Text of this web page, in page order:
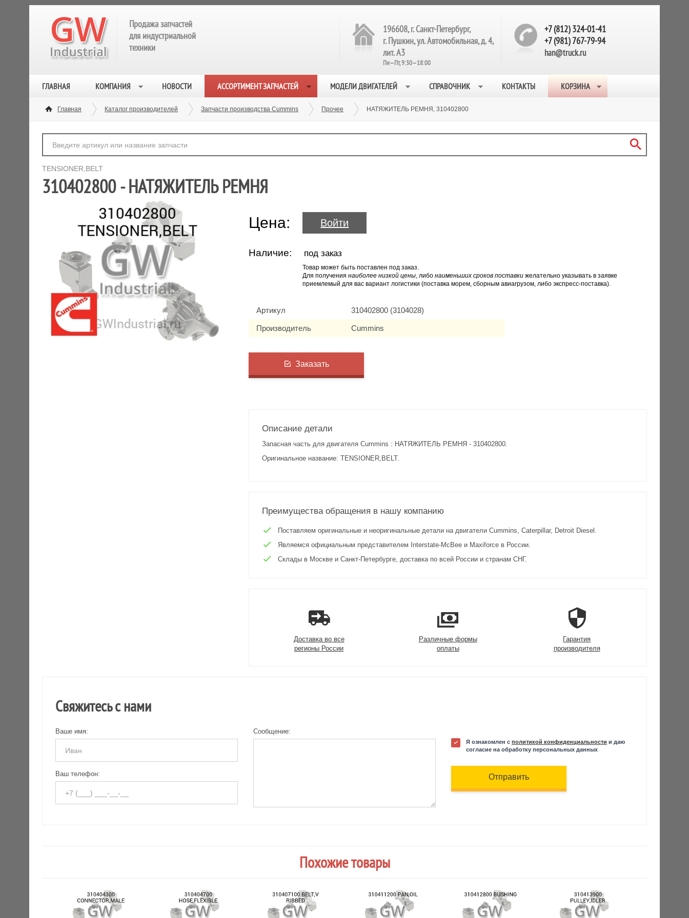
Продажа запчастей
для индустриальной
техники
196608, г. Санкт-Петербург,
г. Пушкин, ул. Автомобильная, д. 4,
лит. А3
Пн—Пт, 9:30—18:00
+7 (812) 324-01-41
+7 (981) 767-79-94
han@truck.ru
ГЛАВНАЯ КОМПАНИЯ НОВОСТИ АССОРТИМЕНТ ЗАПЧАСТЕЙ МОДЕЛИ ДВИГАТЕЛЕЙ СПРАВОЧНИК КОНТАКТЫ КОРЗИНА
Главная Каталог производителей Запчасти производства Cummins Прочее НАТЯЖИТЕЛЬ РЕМНЯ, 310402800
TENSIONER,BELT
310402800 - НАТЯЖИТЕЛЬ РЕМНЯ
Цена: Войти
Наличие: под заказ
Товар может быть поставлен под заказ.
Для получениянаиболее низкой цены, либонаименьших сроков поставки желательно указывать в заявке
приемлемый для вас вариант логистики (поставка морем, сборным авиагрузом, либо экспресс-поставка).
Артикул 310402800 (3104028)
Производитель Cummins
Заказать
Описание детали
Запасная часть для двигателя Cummins : НАТЯЖИТЕЛЬ РЕМНЯ - 310402800.
Оригинальное название: TENSIONER,BELT.
Преимущества обращения в нашу компанию
Поставляем оригинальные и неоригинальные детали на двигатели Cummins, Caterpillar, Detroit Diesel.
Являемся официальным представителем Interstate-McBee и Maxiforce в России.
Склады в Москве и Санкт-Петербурге, доставка по всей России и странам СНГ.
Доставка во все
регионы России
Различные формы
оплаты
Гарантия
производителя
Свяжитесь с нами
Ваше имя:
Ваш телефон:
Сообщение:
Я ознакомлен с политикой конфиденциальности и даю
согласие на обработку персональных данных
Отправить
Похожие товары